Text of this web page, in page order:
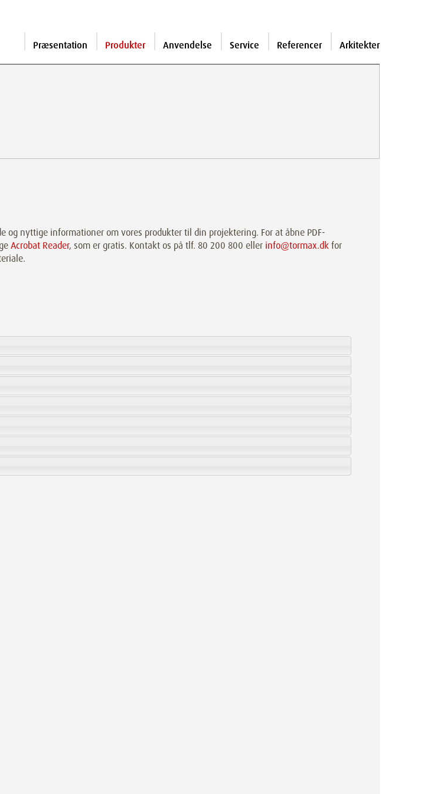
Præsentation Produkter Anvendelse Service Referencer Arkitekter
og nyttige informationer om vores produkter til din projektering. For at åbne PDF-
Acrobat Reader, som er gratis. Kontakt os på tlf. 80 200 800 eller info@tormax.dkfor